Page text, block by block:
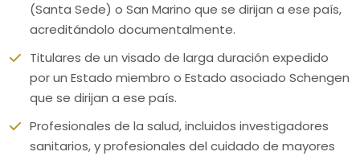
(Santa Sede) o San Marino que se dirijan a ese país,
acreditándolo documentalmente.
Titulares de un visado de larga duración expedido
por un Estado miembro o Estado asociado Schengen
que se dirijan a ese país.
Profesionales de la salud, incluidos investigadores
sanitarios, y profesionales del cuidado de mayores